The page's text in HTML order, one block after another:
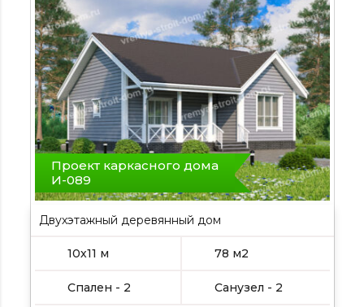
Проект каркасного дома
И-089
Двухэтажный деревянный дом
10х11 м 78 м2
Спален - 2 Санузел - 2